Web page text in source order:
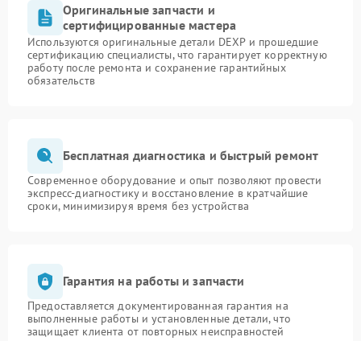
Оригинальные запчасти и
сертифицированные мастера
Используются оригинальные детали DEXP и прошедшие
сертификацию специалисты, что гарантирует корректную
работу после ремонта и сохранение гарантийных
обязательств
Бесплатная диагностика и быстрый ремонт
Современное оборудование и опыт позволяют провести
экспресс-диагностику и восстановление в кратчайшие
сроки, минимизируя время без устройства
Гарантия на работы и запчасти
Предоставляется документированная гарантия на
выполненные работы и установленные детали, что
защищает клиента от повторных неисправностей